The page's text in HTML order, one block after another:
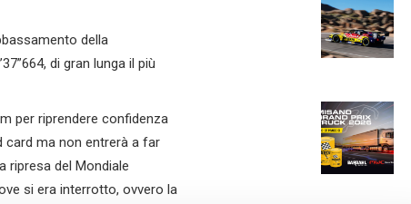
della
di gran lunga il più
per riprendere confidenza
card ma non entrerà a far
ripresa del Mondiale
si era interrotto, ovvero la